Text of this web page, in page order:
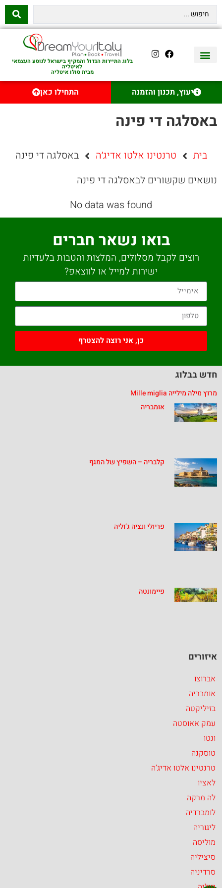
בלוג התיירות הגדול והמקיף בישראל לנוסע העצמאי
לאיטליה
מבית סולו איטליה
יעוץ, תכנון והזמנה התחילו כאן
באסלגה די פינה
בית טרנטינו אלטו אדיג׳ה
באסלגה די פינה
נושאים שקשורים לבאסלגה די פינה
No data was found
בואו נשאר חברים
רוצים לקבל מסלולים, המלצות והטבות בלעדיות
ישירות למייל או לווצאפ?
כן, אני רוצה להצטרף
חדש בבלוג
מרוץ מילה מילייה Mille miglia
אומבריה
קלבריה – השפיץ של המגף
פריולי ונציה ג’וליה
פיימונטה
איזורים
אברוצו
אומבריה
בזיליקטה
עמק אאוסטה
ונטו
טוסקנה
טרנטינו אלטו אדיג’ה
לאציו
לה מרקה
לומברדיה
ליגוריה
מוליסה
סיציליה
סרדיניה